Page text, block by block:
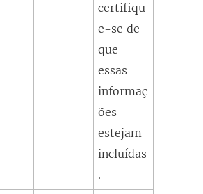
certifiqu
e-se de
que
essas
informaç
ões
estejam
incluídas
.